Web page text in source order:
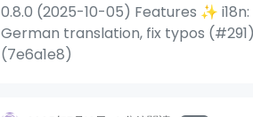
0.8.0 (2025-10-05) Features ✨
German translation, fix typos (#291)
(7e6a1e8)